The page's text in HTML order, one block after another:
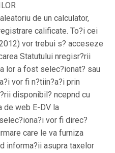
de un calculator,
calificate. To?i cei
vor trebui s? acceseze
Statutului nregisr?rii
lor a fost selec?ionat? sau
vor fi n?tiin?a?i prin
disponibil? ncepnd cu
de web E-DV la
vor fi direc?
care le va furniza
informa?ii asupra taxelor